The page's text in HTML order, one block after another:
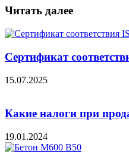
Читать далее
Сертификат
15.07.2025
Какие налоги при
19.01.2024